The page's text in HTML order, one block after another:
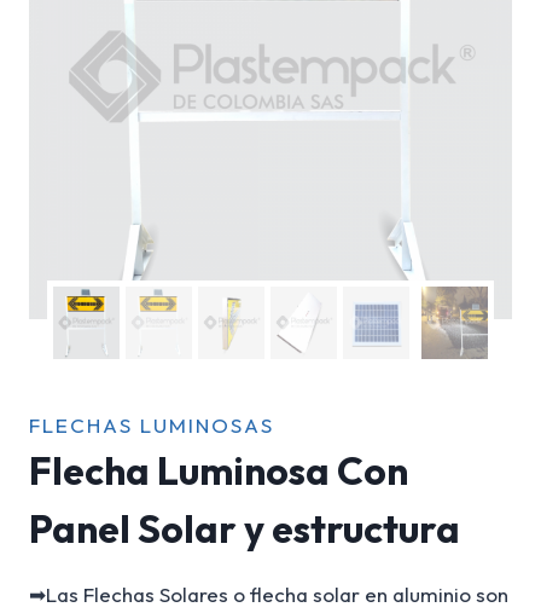
FLECHAS LUMINOSAS
Flecha Luminosa Con
Panel Solar y estructura
➡Las Flechas Solares o flecha solar en aluminio son